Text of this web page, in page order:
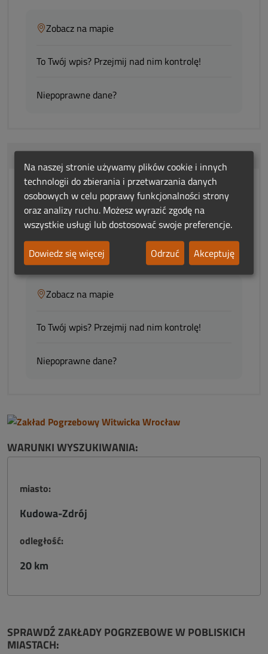
Zobacz na mapie
To Twój wpis? Przejmij nad nim kontrolę!
Niepoprawne dane?
Od centrum:19.7 km
Concordia Zakład Pogrzebowy
adres: Kłodzka 2
57-320 Polanica Zdrój
woj.:
Dolnośląskie
Zobacz na mapie
To Twój wpis? Przejmij nad nim kontrolę!
Niepoprawne dane?
WARUNKI WYSZUKIWANIA:
miasto:
Kudowa-Zdrój
odległość:
20 km
SPRAWDŹ ZAKŁADY POGRZEBOWE W POBLISKICH
MIASTACH:
Na naszej stronie używamy plików cookie i innych
technologii do zbierania i przetwarzania danych
osobowych w celu poprawy funkcjonalności strony
oraz analizy ruchu. Możesz wyrazić zgodę na
wszystkie usługi lub dostosować swoje preferencje.
Dowiedz się więcej
Odrzuć Akceptuję